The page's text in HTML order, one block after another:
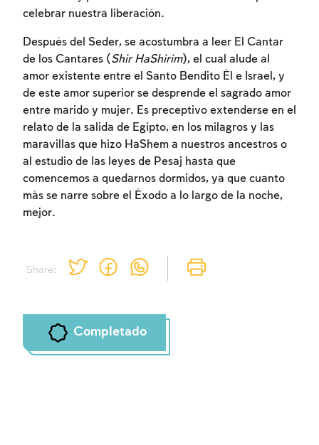
Share:
celebrar nuestra liberación.
Después del Seder, se acostumbra a leer El Cantar
de los Cantares (Shir HaShirim), el cual alude al
amor existente entre el Santo Bendito Él e Israel, y
de este amor superior se desprende el sagrado amor
entre marido y mujer. Es preceptivo extenderse en el
relato de la salida de Egipto, en los milagros y las
maravillas que hizo HaShem a nuestros ancestros o
al estudio de las leyes de Pesaj hasta que
comencemos a quedarnos dormidos, ya que cuanto
más se narre sobre el Éxodo a lo largo de la noche,
mejor.
Completado
Inscripcion requerida
Para marcar lo estudiado debe conectarse
a su cuenta o inscribirse.
Inscripcion Conectarse